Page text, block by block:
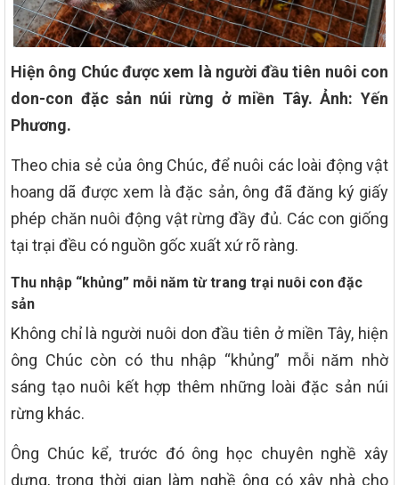
Hiện ông Chúc được xem là người đầu tiên nuôi con
don-con đặc sản núi rừng ở miền Tây. Ảnh: Yến
Phương.
Theo chia sẻ của ông Chúc, để nuôi các loài động vật
hoang dã được xem là đặc sản, ông đã đăng ký giấy
phép chăn nuôi động vật rừng đầy đủ. Các con giống
tại trại đều có nguồn gốc xuất xứ rõ ràng.
Thu nhập “khủng” mỗi năm từ trang trại nuôi con đặc
sản
Không chỉ là người nuôi don đầu tiên ở miền Tây, hiện
ông Chúc còn có thu nhập “khủng” mỗi năm nhờ
sáng tạo nuôi kết hợp thêm những loài đặc sản núi
rừng khác.
Ông Chúc kể, trước đó ông học chuyên nghề xây
dựng, trong thời gian làm nghề ông có xây nhà cho